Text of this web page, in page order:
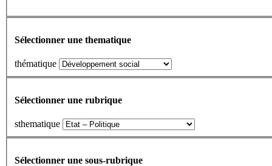
Sélectionner une thematique
thématique
Sélectionner une rubrique
sthematique
Sélectionner une sous-rubrique